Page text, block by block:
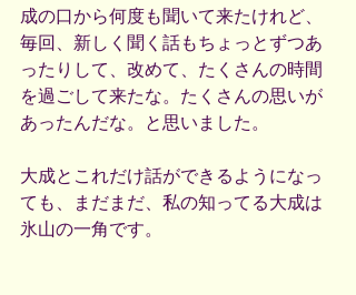
成の口から何度も聞いて来たけれど、
毎回、新しく聞く話もちょっとずつあ
ったりして、改めて、たくさんの時間
を過ごして来たな。たくさんの思いが
あったんだな。と思いました。
大成とこれだけ話ができるようになっ
ても、まだまだ、私の知ってる大成は
氷山の一角です。